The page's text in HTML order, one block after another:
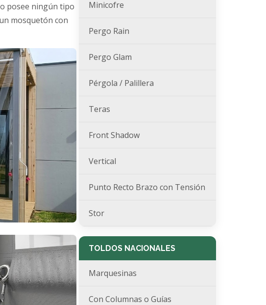
posee ningún tipo
mosquetón con
Minicofre
Pergo Rain
Pergo Glam
Pérgola / Palillera
Teras
Front Shadow
Vertical
Punto Recto Brazo con Tensión
Stor
TOLDOS NACIONALES
Marquesinas
Con Columnas o Guías